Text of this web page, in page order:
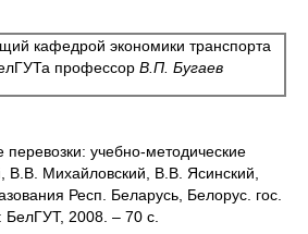
кафедрой экономики транспорта
профессор В.П. Бугаев
учебно-методические
В.В. Михайловский, В.В. Ясинский,
Респ. Беларусь, Белорус. гос.
БелГУТ, 2008. – 70 с.